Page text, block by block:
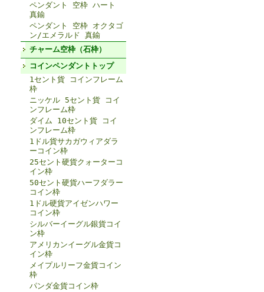
ペンダント 空枠 ハート
真鍮
ペンダント 空枠 オクタゴ
ン/エメラルド 真鍮
チャーム空枠（石枠）
コインペンダントトップ
1セント貨 コインフレーム
枠
ニッケル 5セント貨 コイ
ンフレーム枠
ダイム 10セント貨 コイ
ンフレーム枠
1ドル貨サカガウィアダラ
ーコイン枠
25セント硬貨クォーターコ
イン枠
50セント硬貨ハーフダラー
コイン枠
1ドル硬貨アイゼンハワー
コイン枠
シルバーイーグル銀貨コイ
ン枠
アメリカンイーグル金貨コ
イン枠
メイプルリーフ金貨コイン
枠
パンダ金貨コイン枠